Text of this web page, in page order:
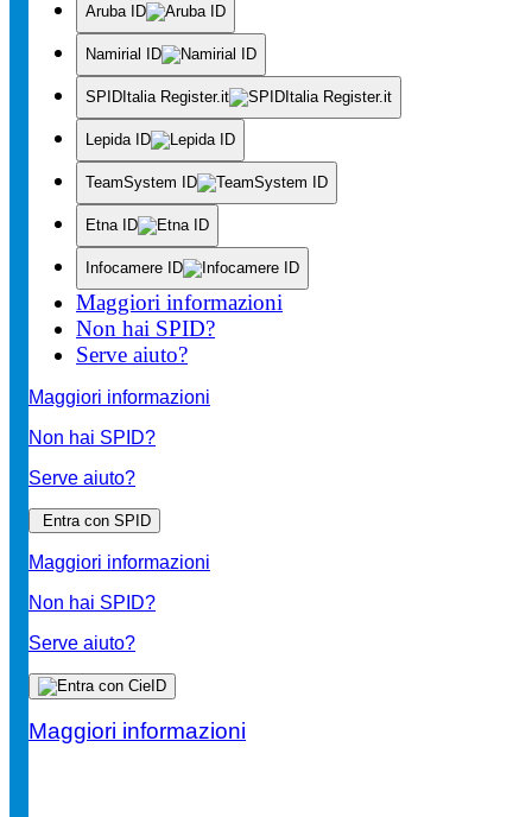
Aruba ID
Namirial ID
SPIDItalia Register.it
Lepida ID
TeamSystem ID
Etna ID
Infocamere ID
Maggiori informazioni
Non hai SPID?
Serve aiuto?
Maggiori informazioni
Non hai SPID?
Serve aiuto?
Entra con SPID
Maggiori informazioni
Non hai SPID?
Serve aiuto?
Maggiori informazioni